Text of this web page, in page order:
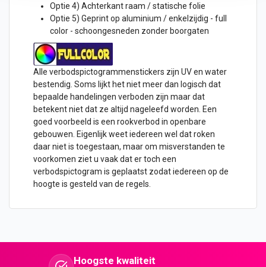
Optie 4) Achterkant raam / statische folie
Optie 5) Geprint op aluminium / enkelzijdig - full
color - schoongesneden zonder boorgaten
Alle verbodspictogrammenstickers zijn UV en water
bestendig. Soms lijkt het niet meer dan logisch dat
bepaalde handelingen verboden zijn maar dat
betekent niet dat ze altijd nageleefd worden. Een
goed voorbeeld is een rookverbod in openbare
gebouwen. Eigenlijk weet iedereen wel dat roken
daar niet is toegestaan, maar om misverstanden te
voorkomen ziet u vaak dat er toch een
verbodspictogram is geplaatst zodat iedereen op de
hoogte is gesteld van de regels.
Hoogste kwaliteit